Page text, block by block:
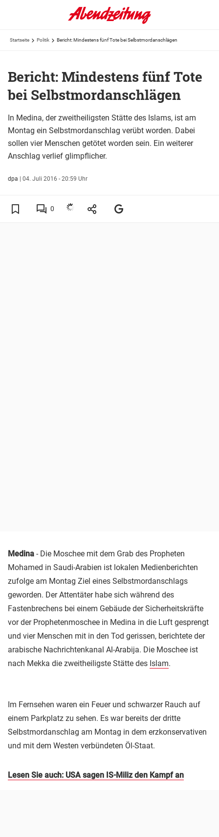
Startseite Politik Bericht: Mindestens fünf Tote bei Selbstmordanschlägen
Bericht: Mindestens fünf Tote
bei Selbstmordanschlägen
In Medina, der zweitheiligsten Stätte des Islams, ist am
Montag ein Selbstmordanschlag verübt worden. Dabei
sollen vier Menschen getötet worden sein. Ein weiterer
Anschlag verlief glimpflicher.
dpa | 04. Juli 2016 - 20:59 Uhr
0
Medina - Die Moschee mit dem Grab des Propheten
Mohamed in Saudi-Arabien ist lokalen Medienberichten
zufolge am Montag Ziel eines Selbstmordanschlags
geworden. Der Attentäter habe sich während des
Fastenbrechens bei einem Gebäude der Sicherheitskräfte
vor der Prophetenmoschee in Medina in die Luft gesprengt
und vier Menschen mit in den Tod gerissen, berichtete der
arabische Nachrichtenkanal Al-Arabija. Die Moschee ist
nach Mekka die zweitheiligste Stätte des Islam.
Im Fernsehen waren ein Feuer und schwarzer Rauch auf
einem Parkplatz zu sehen. Es war bereits der dritte
Selbstmordanschlag am Montag in dem erzkonservativen
und mit dem Westen verbündeten Öl-Staat.
Lesen Sie auch: USA sagen IS-Miliz den Kampf an